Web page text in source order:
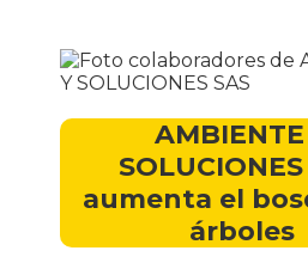
AMBIENTE
aumenta el
árboles